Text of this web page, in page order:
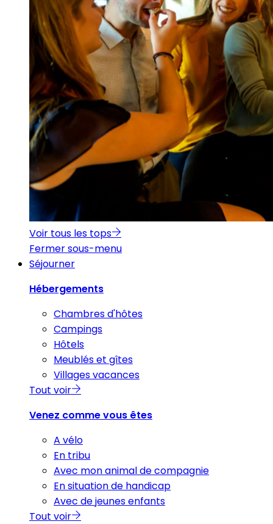
Voir tous les tops
Fermer sous-menu
Séjourner
Hébergements
Chambres d'hôtes
Campings
Hôtels
Meublés et gîtes
Villages vacances
Tout voir
Venez comme vous êtes
A vélo
En tribu
Avec mon animal de compagnie
En situation de handicap
Avec de jeunes enfants
Tout voir